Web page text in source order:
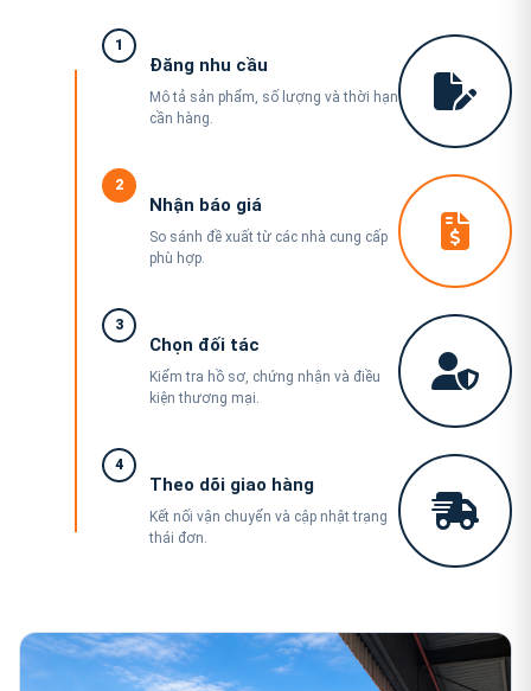
1
Đăng nhu cầu
Mô tả sản phẩm, số lượng và thời hạn
cần hàng.
2
Nhận báo giá
So sánh đề xuất từ các nhà cung cấp
phù hợp.
3
Chọn đối tác
Kiểm tra hồ sơ, chứng nhận và điều
kiện thương mại.
4
Theo dõi giao hàng
Kết nối vận chuyển và cập nhật trạng
thái đơn.